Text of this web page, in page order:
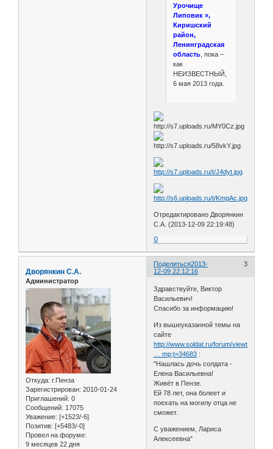
Урочище
Липовик »,
Киришский
район,
Ленинградская
область, пока –
как
НЕИЗВЕСТНЫЙ,
6 мая 2013 года.
Отредактировано Дворянкин
С.А. (2013-12-09 22:19:48)
0
Поделиться 3
2013-
12-09 22:12:16
Дворянкин С.А.
Администратор
Откуда: г.Пенза
Зарегистрирован: 2010-01-24
Приглашений: 0
Сообщений: 17075
Уважение: [+1523/-6]
Позитив: [+5483/-0]
Провел на форуме:
9 месяцев 22 дня
Здравствуйте, Виктор
Васильевич!
Спасибо за информацию!
Из вышеуказанной темы на
сайте
http://www.soldat.ru/forum/viewtopic.ph
… mp;t=34683 :
"Нашлась дочь солдата -
Елена Васильевна!
Живёт в Пензе.
Ей 78 лет, она болеет и
поехать на могилу отца не
сможет.
С уважением, Лариса
Алексеевна"